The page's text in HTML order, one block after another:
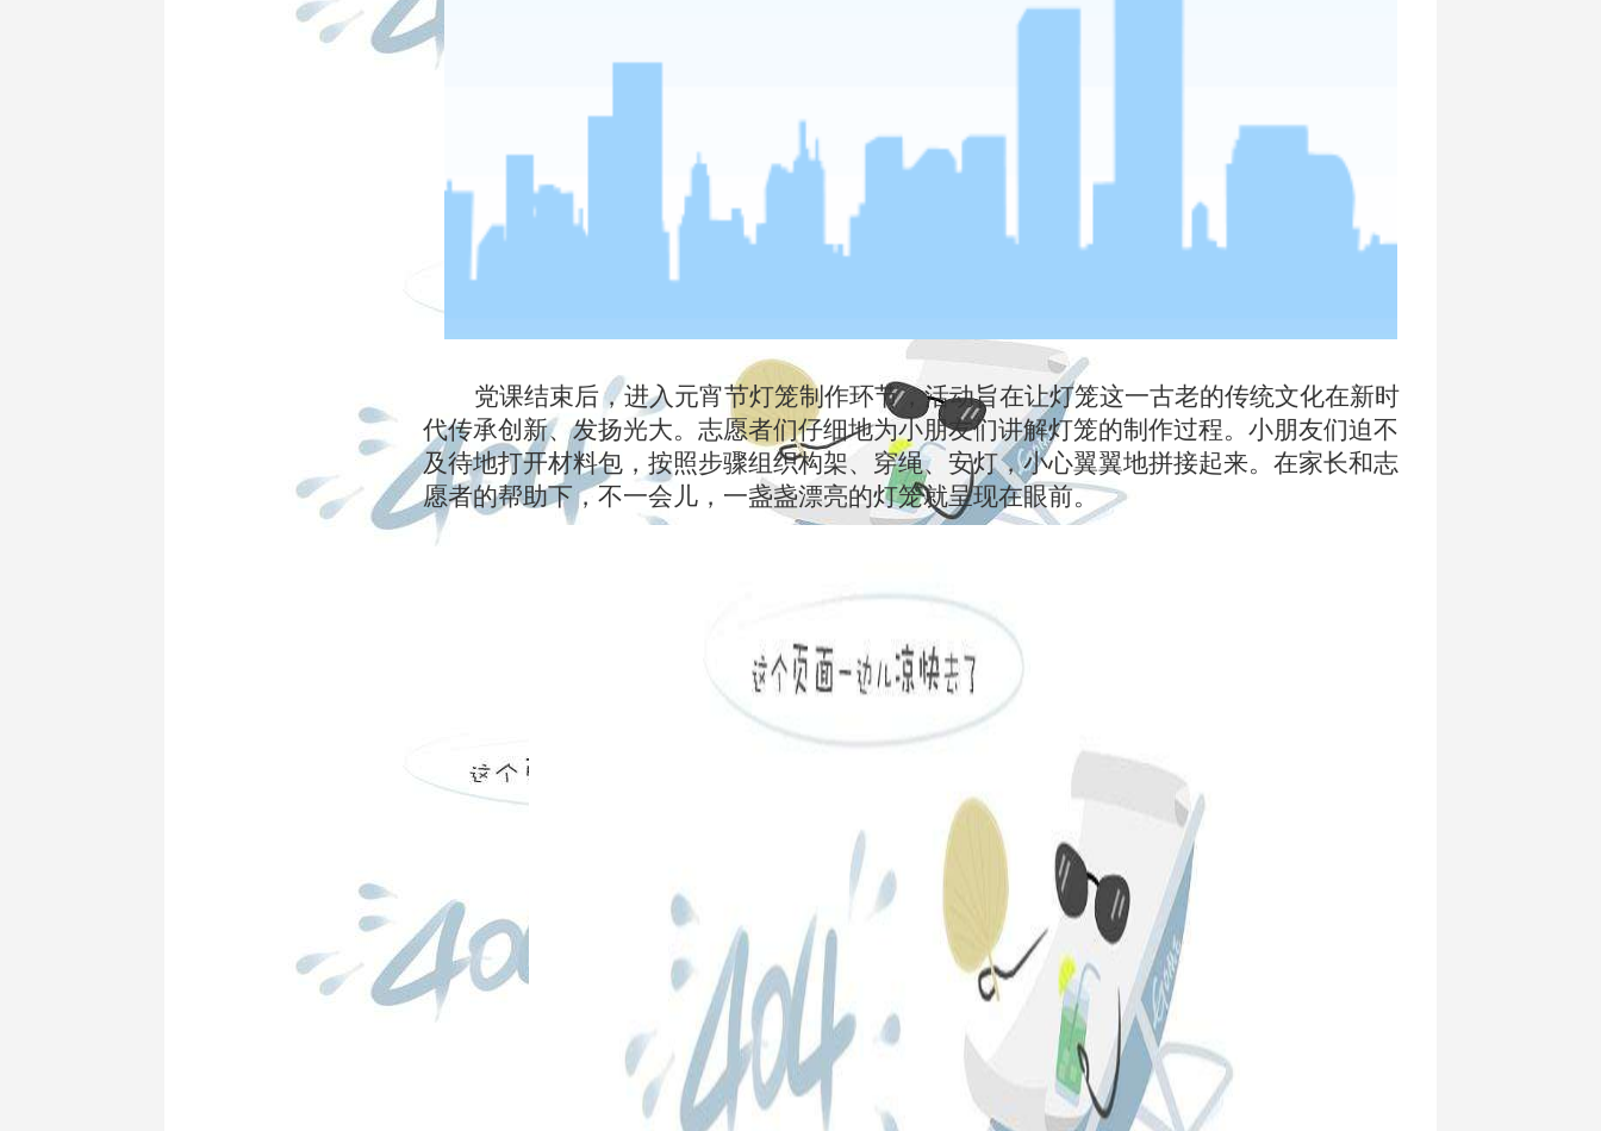
党课结束后，进入元宵节灯笼制作环节，活动旨在让灯笼这一古老的传统文化在新时
代传承创新、发扬光大。志愿者们仔细地为小朋友们讲解灯笼的制作过程。小朋友们迫不
及待地打开材料包，按照步骤组织构架、穿绳、安灯，小心翼翼地拼接起来。在家长和志
愿者的帮助下，不一会儿，一盏盏漂亮的灯笼就呈现在眼前。